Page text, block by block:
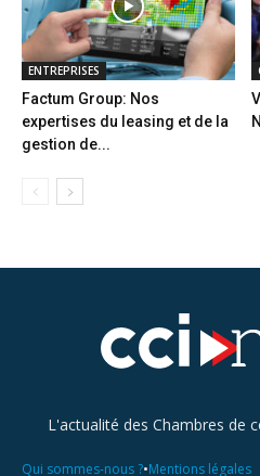
ENTREPRISES
Factum Group: Nos
expertises du leasing et de la
gestion de...
L'actualité des Chambres de
Qui sommes-nous ?•Mentions légales